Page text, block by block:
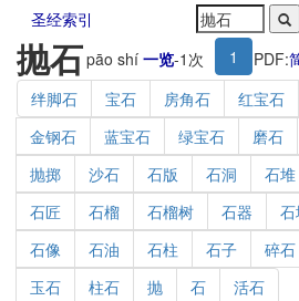
圣经索引
抛石pāo shí 一览-1 次 1 PDF:
绊脚石
宝石 房角石 红宝石
金钢石
蓝宝石 绿宝石 磨石
抛掷
沙石 石版 石洞 石堆
石匠
石榴 石榴树 石器
石像
石油 石柱 石子 碎石
玉石
柱石 抛 石
活石